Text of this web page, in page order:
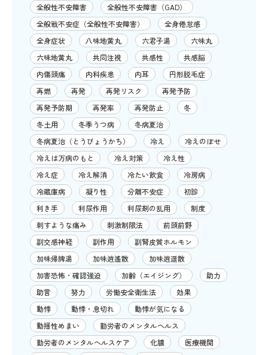
全般性不安障害
全般性不安障害（GAD）
全般戦不安症（全般性不安障害）
全身倦怠感
全身症状
八味地黄丸 六君子湯
六味丸
六味地黄丸
共同注視 共感性
共感脳
内傷頭痛
内科疾患 内耳
円形脱毛症
再燃
再発 再発リスク
再発予防
再発予防期
再発率 再発防止
冬
冬土用
冬季うつ病
冬病夏治
冬病夏治（とうびょうかち）
冷え
冷えのぼせ
冷えは万病のもと
冷え対策
冷え性
冷え症
冷え解消 冷たい飲食
冷房病
冷蔵庫病
凝り性 分離不安症
初診
利き手
利尿作用 利尿剤の乱用
制度
刺すような痛み
刺激制限法
前頭前野
副交感神経
副作用
副腎皮質ホルモン
加味帰脾湯
加味逍遙散
加味逍遥散
加害恐怖・確認強迫
加齢（エイジング）
助力
助言
努力 労働安全衛生法
効果
動悸
動悸・息切れ
動悸が気になる
動揺性めまい
勤労者のメンタルヘルス
勤労者のメンタルヘルスケア
化膿
医療機関